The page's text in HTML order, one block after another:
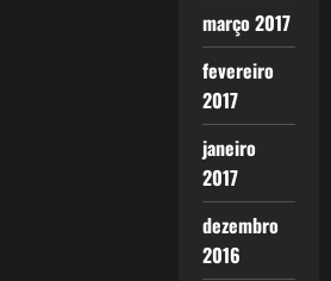
março 2017
fevereiro
2017
janeiro
2017
dezembro
2016